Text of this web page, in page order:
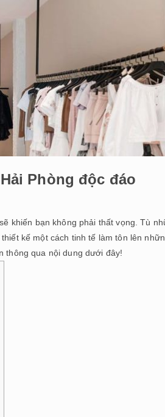
Phòng độc đáo
khiến bạn không phải thất vọng. Tù
kế một cách tinh tế làm tôn lên
thông qua nội dung dưới đây!